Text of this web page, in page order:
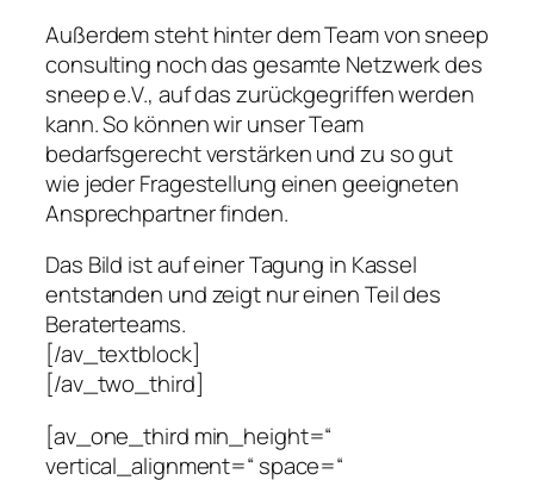
Außerdem steht hinter dem Team von sneep
consulting noch das gesamte Netzwerk des
sneep e.V., auf das zurückgegriffen werden
kann. So können wir unser Team
bedarfsgerecht verstärken und zu so gut
wie jeder Fragestellung einen geeigneten
Ansprechpartner finden.
Das Bild ist auf einer Tagung in Kassel
entstanden und zeigt nur einen Teil des
Beraterteams.
[/av_textblock]
[/av_two_third]
[av_one_third min_height=“
vertical_alignment=“ space=“